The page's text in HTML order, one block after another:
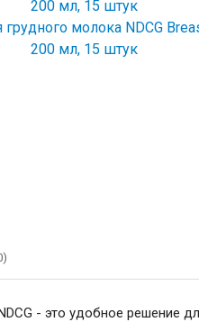
- это удобное решение